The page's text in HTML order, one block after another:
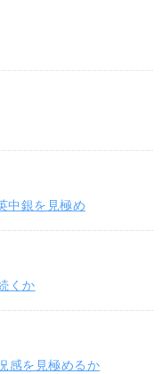
中銀を見極め
くか
感を見極めるか